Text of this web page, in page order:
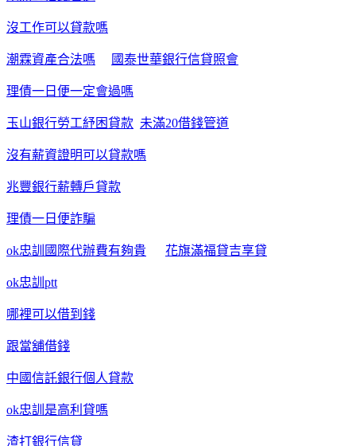
沒工作可以貸款嗎
潮霖資產合法嗎 國泰世華銀行信貸照會
理債一日便一定會過嗎
玉山銀行勞工紓困貸款 未滿20借錢管道
沒有薪資證明可以貸款嗎
兆豐銀行薪轉戶貸款
理債一日便詐騙
ok忠訓國際代辦費有夠貴 花旗滿福貸吉享貸
ok忠訓ptt
哪裡可以借到錢
跟當舖借錢
中國信託銀行個人貸款
ok忠訓是高利貸嗎
渣打銀行信貸